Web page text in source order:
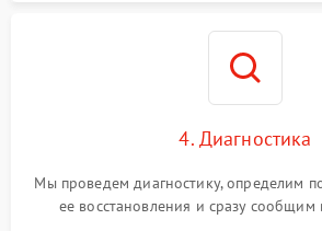
4. Диагностика
Мы проведем диагностику, определим
ее восстановления и сразу сообщим